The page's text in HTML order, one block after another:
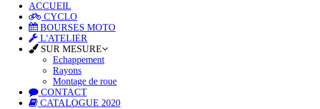
ACCUEIL
CYCLO
BOURSES MOTO
L'ATELIER
SUR MESURE
Echappement
Rayons
Montage de roue
CONTACT
CATALOGUE 2020